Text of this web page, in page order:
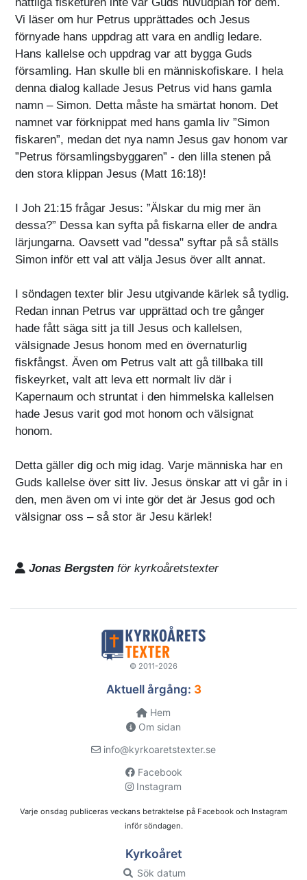
Vi läser om hur Petrus upprättades och Jesus
förnyade hans uppdrag att vara en andlig ledare.
Hans kallelse och uppdrag var att bygga Guds
församling. Han skulle bli en människofiskare. I hela
denna dialog kallade Jesus Petrus vid hans gamla
namn – Simon. Detta måste ha smärtat honom. Det
namnet var förknippat med hans gamla liv ”Simon
fiskaren”, medan det nya namn Jesus gav honom var
”Petrus församlingsbyggaren” - den lilla stenen på
den stora klippan Jesus (Matt 16:18)!
I Joh 21:15 frågar Jesus: ”Älskar du mig mer än
dessa?” Dessa kan syfta på fiskarna eller de andra
lärjungarna. Oavsett vad "dessa" syftar på så ställs
Simon inför ett val att välja Jesus över allt annat.
I söndagen texter blir Jesu utgivande kärlek så tydlig.
Redan innan Petrus var upprättad och tre gånger
hade fått säga sitt ja till Jesus och kallelsen,
välsignade Jesus honom med en övernaturlig
fiskfångst. Även om Petrus valt att gå tillbaka till
fiskeyrket, valt att leva ett normalt liv där i
Kapernaum och struntat i den himmelska kallelsen
hade Jesus varit god mot honom och välsignat
honom.
Detta gäller dig och mig idag. Varje människa har en
Guds kallelse över sitt liv. Jesus önskar att vi går in i
den, men även om vi inte gör det är Jesus god och
välsignar oss – så stor är Jesu kärlek!
Jonas Bergsten för kyrkoåretstexter
© 2011-2026
Aktuell årgång: 3
Hem
Om sidan
info@kyrkoaretstexter.se
Facebook
Instagram
Varje onsdag publiceras veckans betraktelse på Facebook och Instagram
inför söndagen.
Kyrkoåret
Sök datum